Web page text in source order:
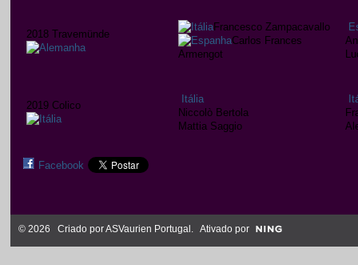
2018 Travemünde
Francesco Zampacavallo
Carlos Frances
Armengot
2019 Colico
Itália
Niccolò Bertola
Mattia Saggio
Facebook
© 2026 Criado porASVaurien Portugal . Ativado por